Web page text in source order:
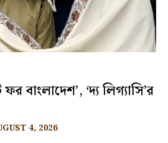
বাংলাদেশ’, ‘দ্য লিগ্যাসি’র
4, 2026